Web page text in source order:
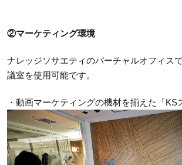
②マーケティング環境
ナレッジソサエティのバーチャルオフィス
議室を使用可能です。
・動画マーケティングの機材を揃えた「KS